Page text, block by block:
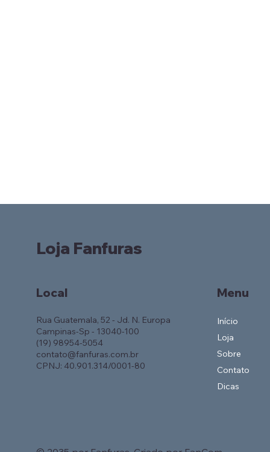
Loja Fanfuras
Local
Rua Guatemala, 52 - Jd. N. Europa
Campinas-Sp - 13040-100
(19) 98954-5054
contato@fanfuras.com.br
CPNJ: 40.901.314/0001-80
Menu
Início
Loja
Sobre
Contato
Dicas